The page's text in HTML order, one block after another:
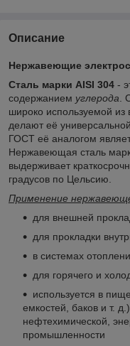
Описание
Нержавеющие
Сталь марки AISI 304 -
содержанием углерода .
широко используемой из
делают её
ГОСТ её аналогом
Нержавеющая сталь
выдерживает
градусов по Цельсию.
Применение
для внешней
для прокладки
в системах
для горячего и
используется в
емкостей, баков и т.
нефтехимической,
промышленности